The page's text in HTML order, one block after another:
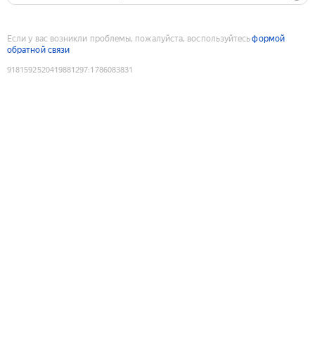
Если у вас возникли проблемы, пожалуйста, воспользуйтесьформой
обратной связи
9181592520419881297:1786083831